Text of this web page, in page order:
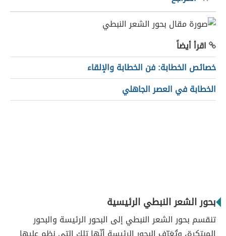
اقرأ أيضاً
خصائص الخطابة: فن الخطابة والإلقاء
الخطابة في العصر الجاهلي
بحور الشعر النبطي الرئيسية
تنقسم بحور الشعر النبطي إلى البحور الرئيسة والبحور